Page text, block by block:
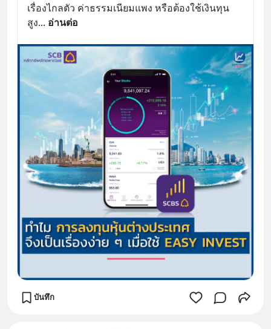
เรื่องไกลตัว ค่าธรรมเนียมแพง หรือต้องใช้เงินทุน
สูง... อ่านต่อ
บันทึก